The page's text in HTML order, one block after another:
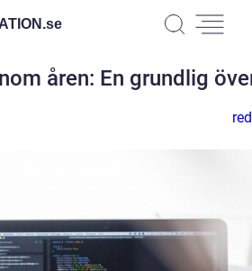
se
åren: En grundlig